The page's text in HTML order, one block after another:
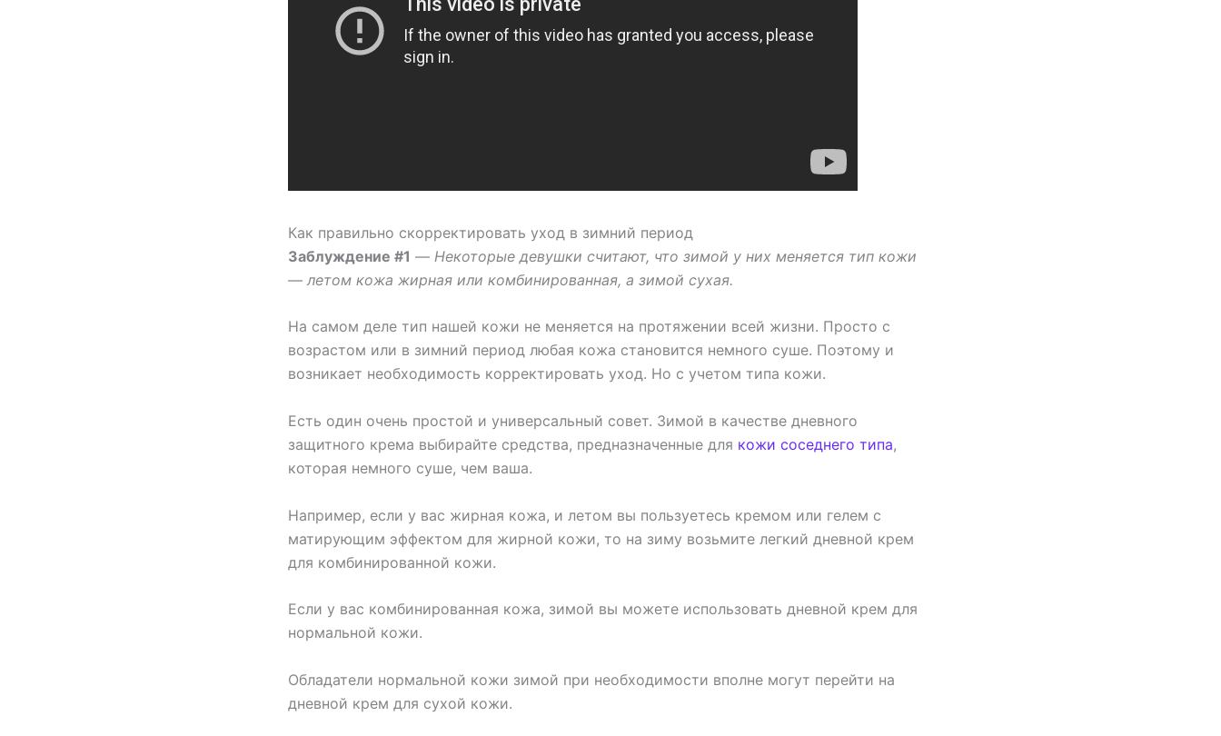
Как правильно скорректировать уход в зимний период
Заблуждение #1 — Некоторые девушки считают, что зимой у них меняется тип кожи
— летом кожа жирная или комбинированная, а зимой сухая.
На самом деле тип нашей кожи не меняется на протяжении всей жизни. Просто с
возрастом или в зимний период любая кожа становится немного суше. Поэтому и
возникает необходимость корректировать уход. Но с учетом типа кожи.
Есть один очень простой и универсальный совет. Зимой в качестве дневного
защитного крема выбирайте средства, предназначенные для кожи соседнего типа,
которая немного суше, чем ваша.
Например, если у вас жирная кожа, и летом вы пользуетесь кремом или гелем с
матирующим эффектом для жирной кожи, то на зиму возьмите легкий дневной крем
для комбинированной кожи.
Если у вас комбинированная кожа, зимой вы можете использовать дневной крем для
нормальной кожи.
Обладатели нормальной кожи зимой при необходимости вполне могут перейти на
дневной крем для сухой кожи.